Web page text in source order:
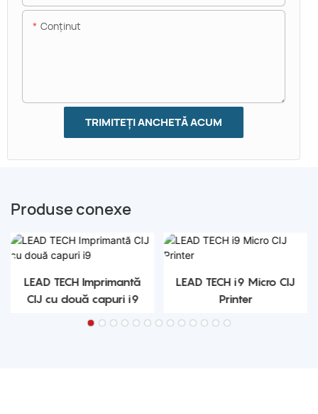
Conţinut
TRIMITEȚI ANCHETĂ ACUM
Produse conexe
LEAD TECH Imprimantă
CIJ cu două capuri i9
LEAD TECH i9 Micro CIJ
Printer